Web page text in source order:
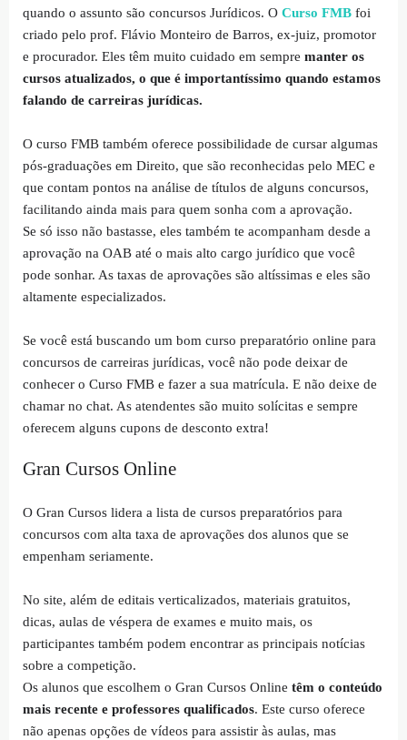
quando o assunto são concursos Jurídicos. O Curso FMB foi
criado pelo prof. Flávio Monteiro de Barros, ex-juiz, promotor
e procurador. Eles têm muito cuidado em sempre manter os
cursos atualizados, o que é importantíssimo quando estamos
falando de carreiras jurídicas.
O curso FMB também oferece possibilidade de cursar algumas
pós-graduações em Direito, que são reconhecidas pelo MEC e
que contam pontos na análise de títulos de alguns concursos,
facilitando ainda mais para quem sonha com a aprovação.
Se só isso não bastasse, eles também te acompanham desde a
aprovação na OAB até o mais alto cargo jurídico que você
pode sonhar. As taxas de aprovações são altíssimas e eles são
altamente especializados.
Se você está buscando um bom curso preparatório online para
concursos de carreiras jurídicas, você não pode deixar de
conhecer o Curso FMB e fazer a sua matrícula. E não deixe de
chamar no chat. As atendentes são muito solícitas e sempre
oferecem alguns cupons de desconto extra!
Gran Cursos Online
O Gran Cursos lidera a lista de cursos preparatórios para
concursos com alta taxa de aprovações dos alunos que se
empenham seriamente.
No site, além de editais verticalizados, materiais gratuitos,
dicas, aulas de véspera de exames e muito mais, os
participantes também podem encontrar as principais notícias
sobre a competição.
Os alunos que escolhem o Gran Cursos Online têm o conteúdo
mais recente e professores qualificados. Este curso oferece
não apenas opções de vídeos para assistir às aulas, mas